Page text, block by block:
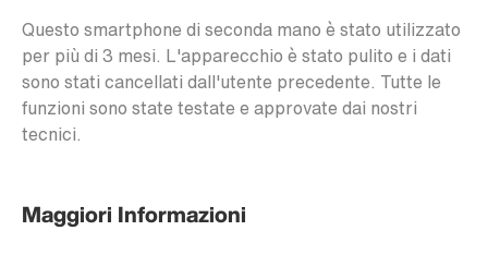
Questo smartphone di seconda mano è stato utilizzato
per più di 3 mesi. L'apparecchio è stato pulito e i dati
sono stati cancellati dall'utente precedente. Tutte le
funzioni sono state testate e approvate dai nostri
tecnici.
Maggiori Informazioni